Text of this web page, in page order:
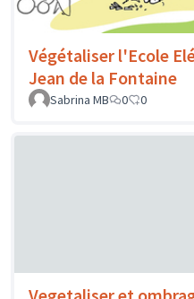
Végétaliser l'Ecole
Jean de la Fontaine
Sabrina MB
0 0